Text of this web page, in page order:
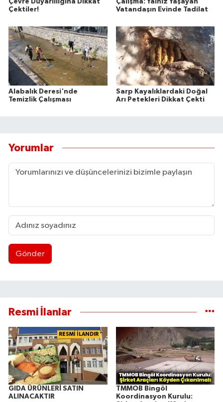
Çevre Duyarlılığına Dikkat
Çektiler!
Çalışma: Yalnız Yaşayan
Vatandaşın Evinde Tadilat
Alabalık Deresi'nde
Temizlik Çalışması
Sarp Kayalıklardaki Doğal
Arı Petekleri Dikkat Çekti
Yorumlar
Gönder
Resmi İlanlar
RESMİ İLANDIR
GIDA ÜRÜNLERİ SATIN
ALINACAKTIR
TMMOB Bingöl
Koordinasyon Kurulu: